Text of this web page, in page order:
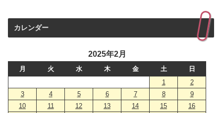
カレンダー
2025年2月
月 火 水 木 金 土
日
1
2
3
4 5 6 7 8
9
10
11 12 13 14 15
16